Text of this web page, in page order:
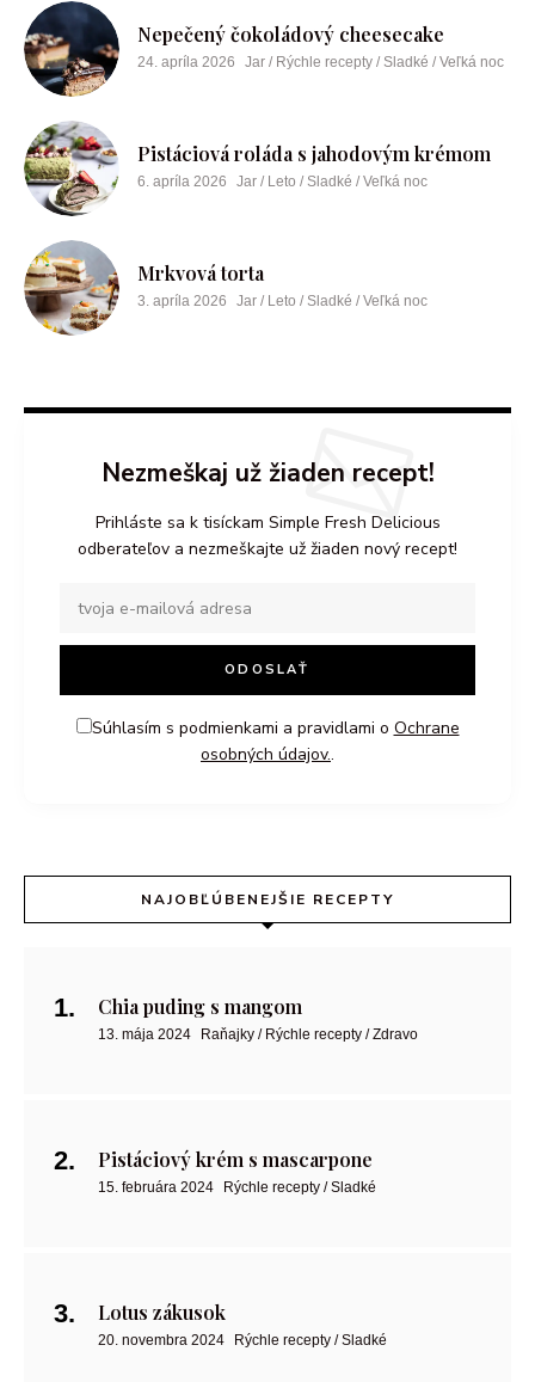
Nepečený čokoládový cheesecake
24. apríla 2026 Jar / Rýchle recepty / Sladké / Veľká noc
Pistáciová roláda s jahodovým krémom
6. apríla 2026 Jar / Leto / Sladké / Veľká noc
Mrkvová torta
3. apríla 2026 Jar / Leto / Sladké / Veľká noc
Nezmeškaj už žiaden recept!
Prihláste sa k tisíckam Simple Fresh Delicious
odberateľov a nezmeškajte už žiaden nový recept!
Súhlasím s podmienkami a pravidlami o Ochrane
osobných údajov..
NAJOBĽÚBENEJŠIE RECEPTY
Chia puding s mangom
13. mája 2024 Raňajky / Rýchle recepty / Zdravo
Pistáciový krém s mascarpone
15. februára 2024 Rýchle recepty / Sladké
Lotus zákusok
20. novembra 2024 Rýchle recepty / Sladké